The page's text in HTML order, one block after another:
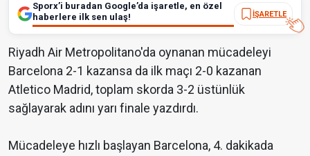
Sporx’i buradan Google’da işaretle, en özel
haberlere ilk sen ulaş!
İŞARETLE
Riyadh Air Metropolitano'da oynanan mücadeleyi
Barcelona 2-1 kazansa da ilk maçı 2-0 kazanan
Atletico Madrid, toplam skorda 3-2 üstünlük
sağlayarak adını yarı finale yazdırdı.
Mücadeleye hızlı başlayan Barcelona, 4. dakikada